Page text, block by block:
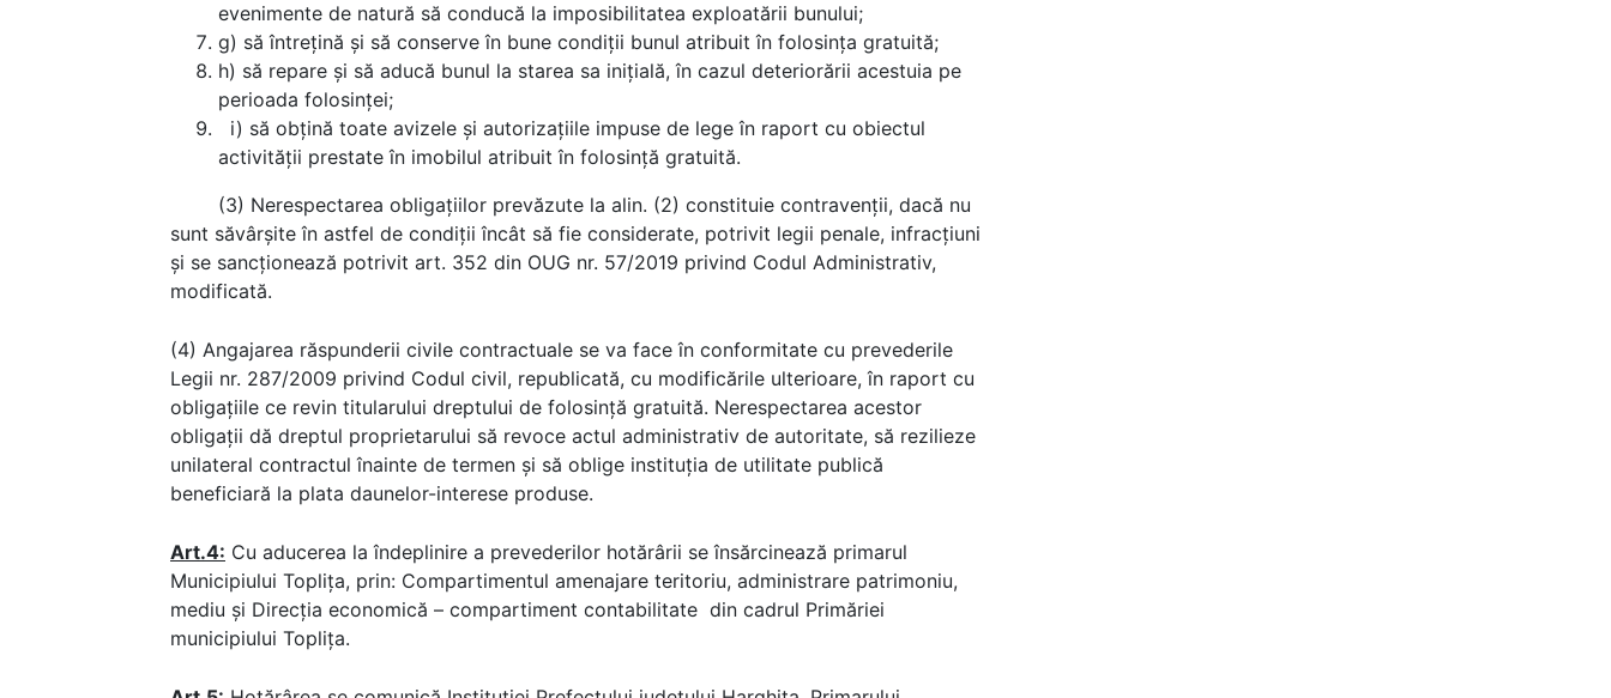
evenimente de natură să conducă la imposibilitatea exploatării bunului;
g) să întrețină și să conserve în bune condiții bunul atribuit în folosința gratuită;
h) să repare și să aducă bunul la starea sa inițială, în cazul deteriorării acestuia pe
perioada folosinței;
i) să obțină toate avizele și autorizațiile impuse de lege în raport cu obiectul
activității prestate în imobilul atribuit în folosință gratuită.
(3) Nerespectarea obligațiilor prevăzute la alin. (2) constituie contravenții, dacă nu
sunt săvârşite în astfel de condiţii încât să fie considerate, potrivit legii penale, infracţiuni
și se sancționează potrivit art. 352 din OUG nr. 57/2019 privind Codul Administrativ,
modificată.
(4) Angajarea răspunderii civile contractuale se va face în conformitate cu prevederile
Legii nr. 287/2009 privind Codul civil, republicată, cu modificările ulterioare, în raport cu
obligațiile ce revin titularului dreptului de folosință gratuită. Nerespectarea acestor
obligații dă dreptul proprietarului să revoce actul administrativ de autoritate, să rezilieze
unilateral contractul înainte de termen și să oblige instituția de utilitate publică
beneficiară la plata daunelor-interese produse.
Art.4: Cu aducerea la îndeplinire a prevederilor hotărârii se însărcinează primarul
Municipiului Toplița, prin: Compartimentul amenajare teritoriu, administrare patrimoniu,
mediu şi Direcţia economică – compartiment contabilitate din cadrul Primăriei
municipiului Topliţa.